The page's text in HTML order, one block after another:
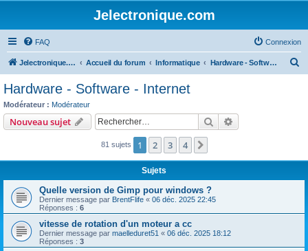
Jelectronique.com
FAQ Connexion
Jelectronique.com Accueil du forum Informatique Hardware - Software - Internet
c
Hardware - Software - Internet
Modérateur : Modérateur
Nouveau sujet Rechercher
81 sujets 1 2 3 4
Sujets
Quelle version de Gimp pour windows ?
Dernier message par BrentFlife « 06 déc. 2025 22:45
Réponses : 6
vitesse de rotation d'un moteur a cc
Dernier message par maelleduret51 « 06 déc. 2025 18:12
Réponses : 3